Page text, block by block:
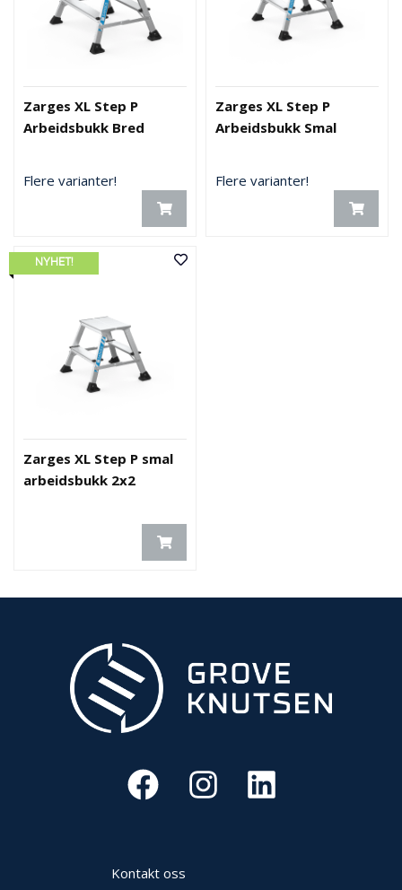
Zarges XL Step P
Arbeidsbukk Bred
Flere varianter!
Zarges XL Step P
Arbeidsbukk Smal
Flere varianter!
NYHET!
Zarges XL Step P smal
arbeidsbukk 2x2
Kontakt oss